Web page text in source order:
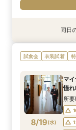
衣装試着
8/16 日)
＜
たり
衣装試着
8/16 日)
【
食×
衣装試着
8/16 日)
大好
W*
8/16 日)
【
豪華
衣装試着
8/16 日)
【
てな
衣装試着
8/16 日)
「
人気
同日
試食会 衣装試着
8/19(水)
マ
憧
所